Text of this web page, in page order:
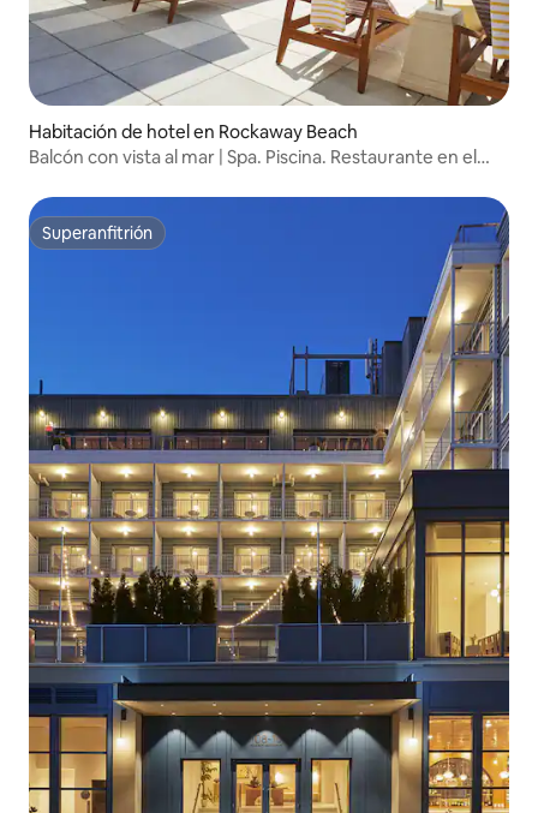
Habitación de hotel en Rockaway Beach
Balcón con vista al mar | Spa. Piscina. Restaurante en el
Superanfitrión
Superanfitrión